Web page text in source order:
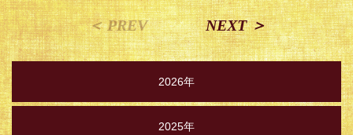
＜ PREV NEXT ＞
2026年
2025年